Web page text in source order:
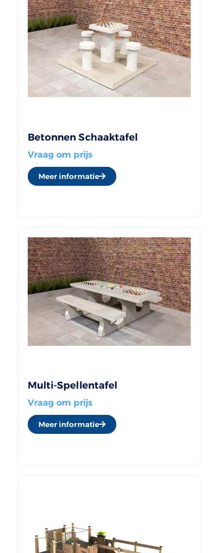
Betonnen Schaaktafel
Vraag om prijs
Meer informatie
Multi-Spellentafel
Vraag om prijs
Meer informatie